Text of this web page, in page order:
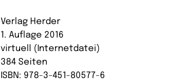
Verlag Herder
1. Auflage 2016
virtuell (Internetdatei)
384 Seiten
ISBN: 978-3-451-80577-6